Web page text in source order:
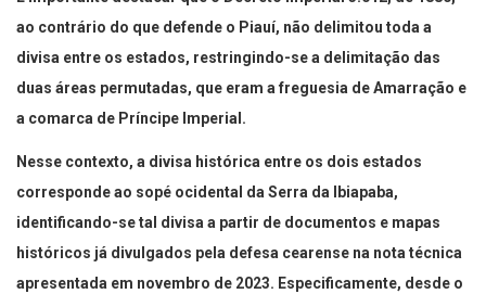
ao contrário do que defende o Piauí, não delimitou toda a
divisa entre os estados, restringindo-se a delimitação das
duas áreas permutadas, que eram a freguesia de Amarração e
a comarca de Príncipe Imperial.
Nesse contexto, a divisa histórica entre os dois estados
corresponde ao sopé ocidental da Serra da Ibiapaba,
identificando-se tal divisa a partir de documentos e mapas
históricos já divulgados pela defesa cearense na nota técnica
apresentada em novembro de 2023. Especificamente, desde o